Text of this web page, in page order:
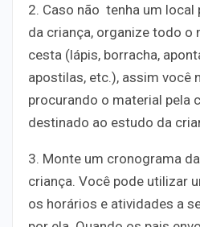
2. Caso não tenha um local
da criança, organize todo o
cesta (lápis, borracha,
apostilas, etc.), assim você
procurando o material pela
destinado ao estudo da
3. Monte um cronograma
criança. Você pode utilizar
os horários e atividades a